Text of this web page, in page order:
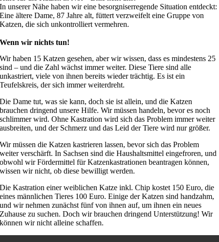
In unserer Nähe haben wir eine besorgniserregende Situation entdeckt:
Eine ältere Dame, 87 Jahre alt, füttert verzweifelt eine Gruppe von
Katzen, die sich unkontrolliert vermehren.
Wenn wir nichts tun!
Wir haben 15 Katzen gesehen, aber wir wissen, dass es mindestens 25
sind – und die Zahl wächst immer weiter. Diese Tiere sind alle
unkastriert, viele von ihnen bereits wieder trächtig. Es ist ein
Teufelskreis, der sich immer weiterdreht.
Die Dame tut, was sie kann, doch sie ist allein, und die Katzen
brauchen dringend unsere Hilfe. Wir müssen handeln, bevor es noch
schlimmer wird. Ohne Kastration wird sich das Problem immer weiter
ausbreiten, und der Schmerz und das Leid der Tiere wird nur größer.
Wir müssen die Katzen kastrieren lassen, bevor sich das Problem
weiter verschärft. In Sachsen sind die Haushaltsmittel eingefroren, und
obwohl wir Fördermittel für Katzenkastrationen beantragen können,
wissen wir nicht, ob diese bewilligt werden.
Die Kastration einer weiblichen Katze inkl. Chip kostet 150 Euro, die
eines männlichen Tieres 100 Euro. Einige der Katzen sind handzahm,
und wir nehmen zunächst fünf von ihnen auf, um ihnen ein neues
Zuhause zu suchen. Doch wir brauchen dringend Unterstützung! Wir
können wir nicht alleine schaffen.